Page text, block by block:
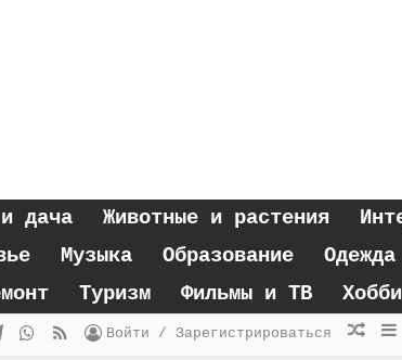
дача Животные и растения
Музыка Образование Одежда
Туризм Фильмы и ТВ Хобби
Войти / Зарегистрироваться
RSS
WhatsApp
Telegram